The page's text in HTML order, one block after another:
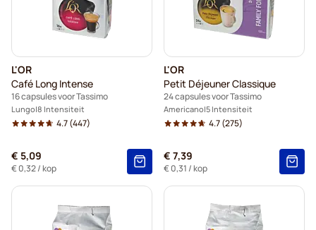
L'OR
Café Long Intense
16 capsules voor Tassimo
Lungo 8 Intensiteit
4.7(447)
€ 5,09
€ 0,32/ kop
L'OR
Petit Déjeuner Classique
24 capsules voor Tassimo
Americano 5 Intensiteit
4.7(275)
€ 7,39
€ 0,31 / kop